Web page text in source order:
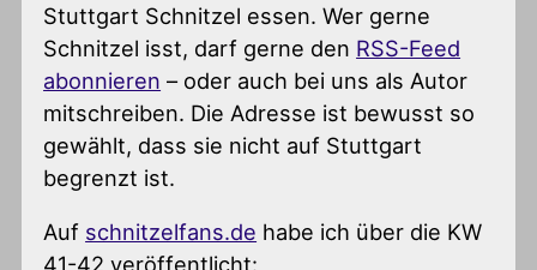
Stuttgart Schnitzel essen. Wer gerne
Schnitzel isst, darf gerne den RSS-Feed
abonnieren – oder auch bei uns als Autor
mitschreiben. Die Adresse ist bewusst so
gewählt, dass sie nicht auf Stuttgart
begrenzt ist.
Auf schnitzelfans.de habe ich über die KW
41-42 veröffentlicht: